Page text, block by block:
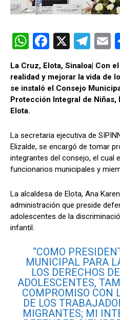
W
at
s
A
p
F
a
ce
b
o
k
X
T
el
e
gr
a
E
m
La Cruz, Elota, Sinaloa| Con
realidad y mejorar la vida de
se instaló el Consejo
Protección Integral de
Elota.
La secretaria ejecutiva de
Elizalde, se encargó de tomar
integrantes del consejo, el cual
funcionarios municipales y
La alcaldesa de Elota, Ana
administración que preside
adolescentes de la
infantil.
“COMO
MUNICIPAL PARA
LOS DERECHOS
ADOLESCENTES,
COMPROMISO CON
DE LOS
MIGRANTES; MI